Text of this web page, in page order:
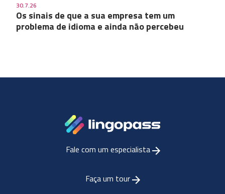
30.7.26
Os sinais de que a sua empresa tem um
problema de idioma e ainda não percebeu
Fale com um especialista
Faça um tour